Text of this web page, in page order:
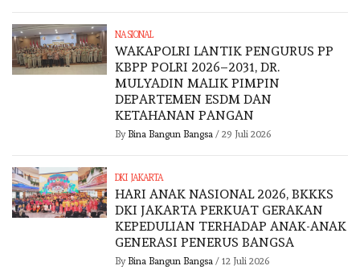
NASIONAL
WAKAPOLRI LANTIK PENGURUS PP
KBPP POLRI 2026–2031, DR.
MULYADIN MALIK PIMPIN
DEPARTEMEN ESDM DAN
KETAHANAN PANGAN
By Bina Bangun Bangsa/ 29 Juli 2026
DKI JAKARTA
HARI ANAK NASIONAL 2026, BKKKS
DKI JAKARTA PERKUAT GERAKAN
KEPEDULIAN TERHADAP ANAK-ANAK
GENERASI PENERUS BANGSA
By Bina Bangun Bangsa/ 12 Juli 2026